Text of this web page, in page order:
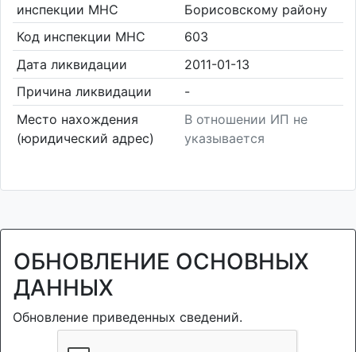
инспекции МНС
Борисовскому району
Код инспекции МНС
603
Дата ликвидации
2011-01-13
Причина ликвидации
-
Место нахождения
(юридический адрес)
В отношении ИП не
указывается
ОБНОВЛЕНИЕ ОСНОВНЫХ
ДАННЫХ
Обновление приведенных сведений.